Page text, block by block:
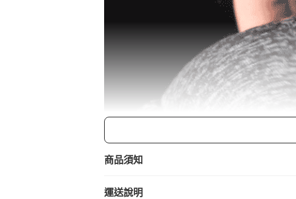
商品須知
運送說明